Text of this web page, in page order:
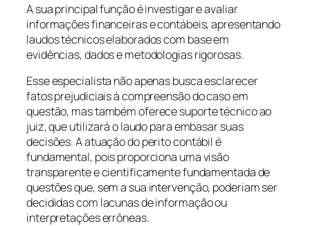
A sua principal função é investigar e avaliar
informações financeiras e contábeis, apresentando
laudos técnicos elaborados com base em
evidências, dados e metodologias rigorosas.
Esse especialista não apenas busca esclarecer
fatos prejudiciais à compreensão do caso em
questão, mas também oferece suporte técnico ao
juiz, que utilizará o laudo para embasar suas
decisões. A atuação do perito contábil é
fundamental, pois proporciona uma visão
transparente e cientificamente fundamentada de
questões que, sem a sua intervenção, poderiam ser
decididas com lacunas de informação ou
interpretações errôneas.